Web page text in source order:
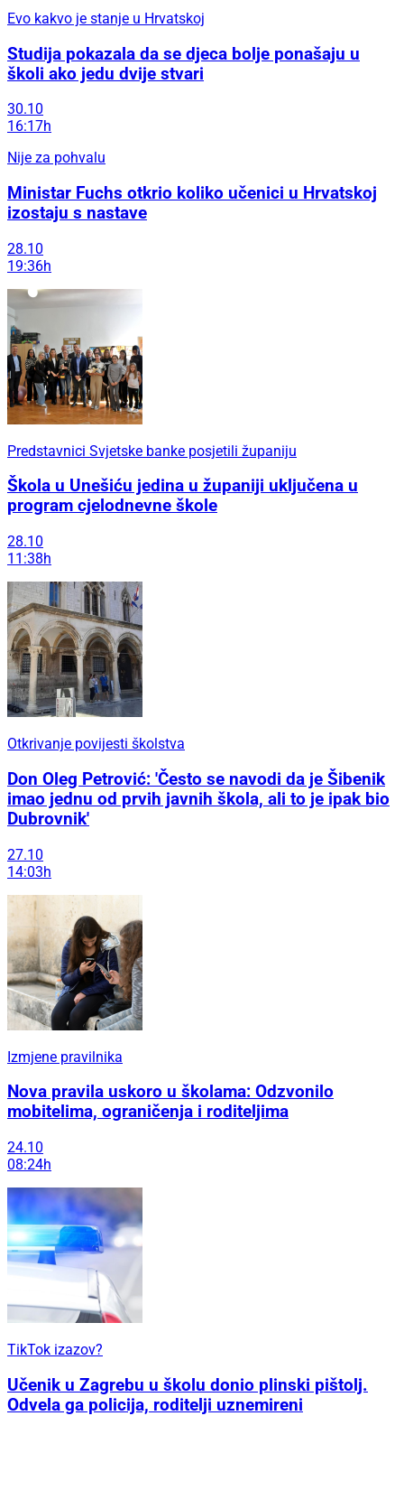
Evo kakvo je stanje u Hrvatskoj
Studija pokazala da se djeca bolje ponašaju u
školi ako jedu dvije stvari
30.10
16:17h
Nije za pohvalu
Ministar Fuchs otkrio koliko učenici u Hrvatskoj
izostaju s nastave
28.10
19:36h
Predstavnici Svjetske banke posjetili županiju
Škola u Unešiću jedina u županiji uključena u
program cjelodnevne škole
28.10
11:38h
Otkrivanje povijesti školstva
Don Oleg Petrović: 'Često se navodi da je Šibenik
imao jednu od prvih javnih škola, ali to je ipak bio
Dubrovnik'
27.10
14:03h
Izmjene pravilnika
Nova pravila uskoro u školama: Odzvonilo
mobitelima, ograničenja i roditeljima
24.10
08:24h
TikTok izazov?
Učenik u Zagrebu u školu donio plinski pištolj.
Odvela ga policija, roditelji uznemireni